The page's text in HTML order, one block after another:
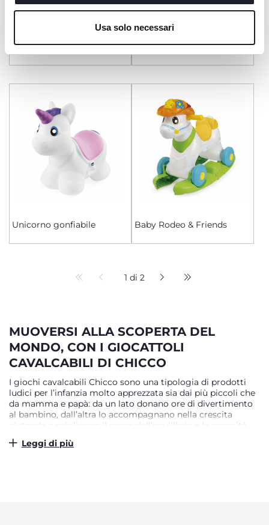
Usa solo necessari
All Around ECO+ Miss Baby Rodeo & Friends
Unicorno gonfiabile Baby Rodeo & Friends
1 di 2
MUOVERSI ALLA SCOPERTA DEL
MONDO, CON I GIOCATTOLI
CAVALCABILI DI CHICCO
I giochi cavalcabili Chicco sono una tipologia di prodotti
ludici per l’infanzia molto apprezzata sia dai più piccoli che
da mamma e papà: da un lato donano ore di divertimento
al bambino, dall’altra lo accompagnano nella crescita
aiutando a migliorare il senso dell’equilibrio e le capacità
motorie in maniera naturale e spontanea. Disponibili in
modelli diversi, per tutti i gusti, sono la scelta ideale per
Leggi di più